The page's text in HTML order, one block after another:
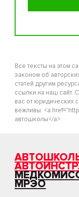
Все тексты на этом
законом об
статей другим
ссылки на наш сайт.
вас от юридических
вежливы. <a
автошколы</a>
МРЭО